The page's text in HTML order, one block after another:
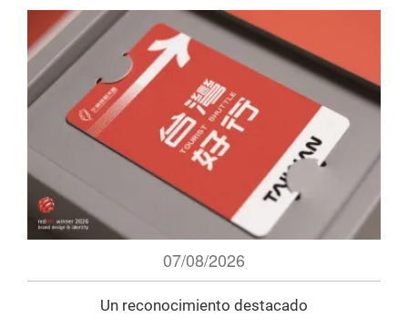
07/08/2026
Un reconocimiento destacado